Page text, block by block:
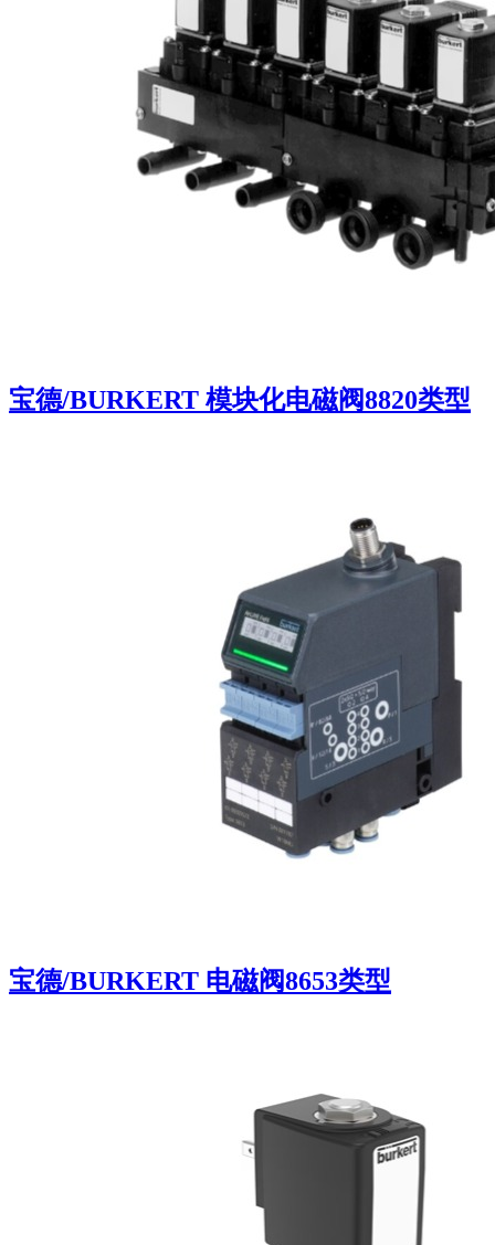
宝德/BURKERT 模块化电磁阀8820类型
宝德/BURKERT 电磁阀8653类型